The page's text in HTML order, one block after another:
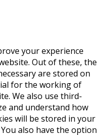
your experience
Out of these, the
are stored on
for the working of
We also use third-
and understand how
will be stored in your
also have the option